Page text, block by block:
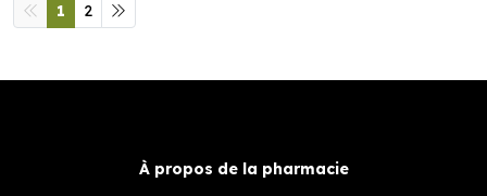
1 2
À propos de la pharmacie